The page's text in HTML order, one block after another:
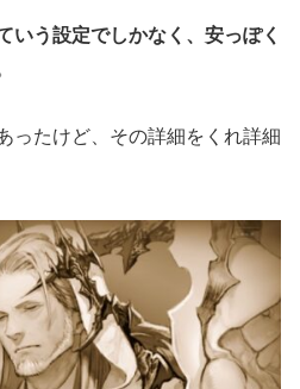
いう設定でしかなく、安っぽく
ったけど、その詳細をくれ詳細